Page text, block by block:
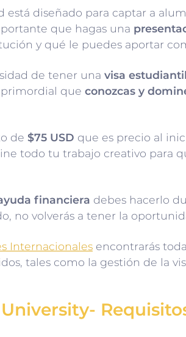
diseñado para captar a
que hagas una
y qué le puedes aportar
de tener una visa estudiantil
primordial que conozcas y
de $75 USD que es precio al
todo tu trabajo creativo para
financiera debes hacerlo
no volverás a tener la
Internacionales encontrarás
tales como la gestión de la